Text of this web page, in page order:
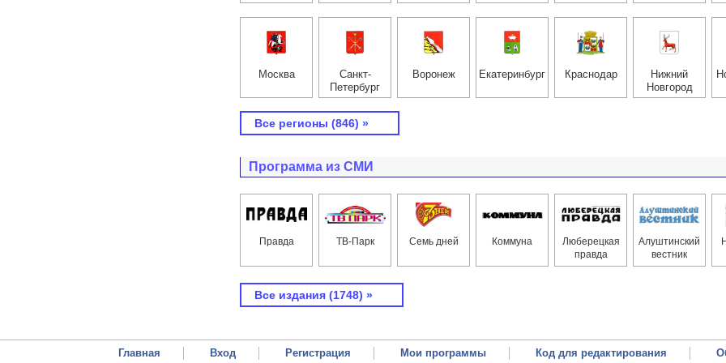
Москва
Санкт-
Петербург
Воронеж Екатерин­бург Краснодар
Нижний
Новгород
Все регионы (846) »
Программа из СМИ
Правда ТВ-Парк Семь дней Коммуна
Люберецкая
правда
Алуштинский
вестник
Все издания (1748) »
Главная Вход Регистрация Мои программы Код для редактирования